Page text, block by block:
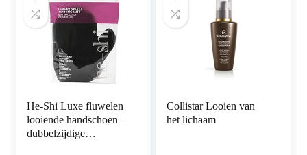
He-Shi Luxe fluwelen
looiende handschoen –
dubbelzijdige
Collistar Looien van
het lichaam